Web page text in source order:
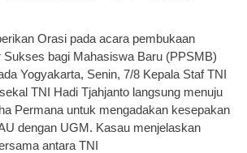
Orasi pada acara pembukaan
Sukses bagi Mahasiswa Baru (PPSMB)
Yogyakarta, Senin, 7/8 Kepala Staf TNI
TNI Hadi Tjahjanto langsung menuju
Permana untuk mengadakan kesepakan
dengan UGM. Kasau menjelaskan
antara TNI